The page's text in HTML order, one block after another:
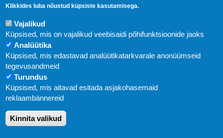
Uudised
KIRJASTUS PEGASUS OÜ © 2020
Paldiski mnt. 29 (A korpus VI korrus), Tallinn
Klikkides luba nõustud küpsiste kasutamisega.
Vajalikud
Küpsised, mis on vajalikud veebisaidi põhifunktsioonide jaoks
Analüütika
Küpsised, mis edastavad analüütikatarkvarale anonüümseid
tegevusandmeid
Turundus
Küpsised, mis aitavad esitada asjakohasemaid
reklaambännereid
Kinnita valikud